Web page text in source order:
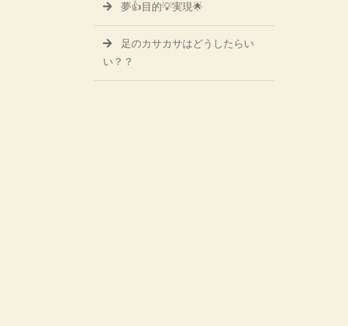
夢👍目的💡実現🌟
足のカサカサはどうしたらい
い？？